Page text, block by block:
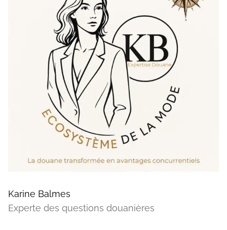
Karine Balmes
Experte des questions douanières